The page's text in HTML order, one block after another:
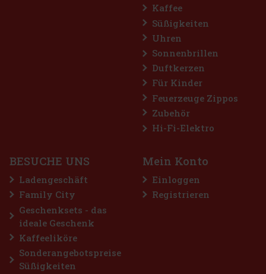
Kaffee
Süßigkeiten
Uhren
Sonnenbrillen
Duftkerzen
Für Kinder
Feuerzeuge Zippos
Zubehör
Hi-Fi-Elektro
BESUCHE UNS
Ladengeschäft
Family City
Geschenksets - das
ideale Geschenk
Kaffeeliköre
Sonderangebotspreise
Süßigkeiten
Mein Konto
Einloggen
Registrieren